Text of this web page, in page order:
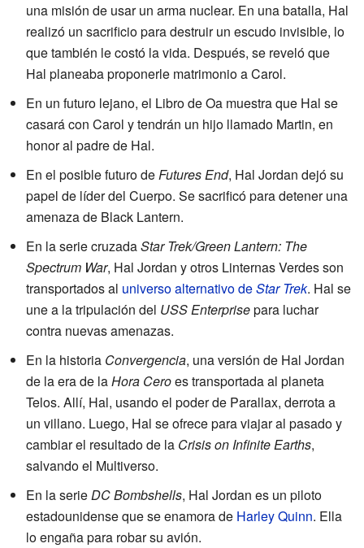
una misión de usar un arma nuclear. En una batalla, Hal
realizó un sacrificio para destruir un escudo invisible, lo
que también le costó la vida. Después, se reveló que
Hal planeaba proponerle matrimonio a Carol.
En un futuro lejano, el Libro de Oa muestra que Hal se
casará con Carol y tendrán un hijo llamado Martin, en
honor al padre de Hal.
En el posible futuro deFutures End, Hal Jordan dejó su
papel de líder del Cuerpo. Se sacrificó para detener una
amenaza de Black Lantern.
En la serie cruzadaStar Trek/Green Lantern: The
Spectrum War, Hal Jordan y otros Linternas Verdes son
transportados al universo alternativo deStar Trek. Hal se
une a la tripulación del USS Enterprisepara luchar
contra nuevas amenazas.
En la historia Convergencia, una versión de Hal Jordan
de la era de laHora Ceroes transportada al planeta
Telos. Allí, Hal, usando el poder de Parallax, derrota a
un villano. Luego, Hal se ofrece para viajar al pasado y
cambiar el resultado de la Crisis on Infinite Earths,
salvando el Multiverso.
En la serieDC Bombshells, Hal Jordan es un piloto
estadounidense que se enamora de Harley Quinn. Ella
lo engaña para robar su avión.